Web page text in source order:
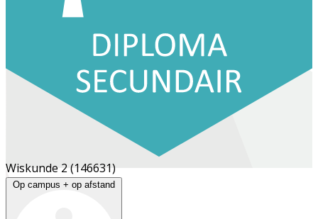
Wiskunde 2(146631)
Op campus + op afstand